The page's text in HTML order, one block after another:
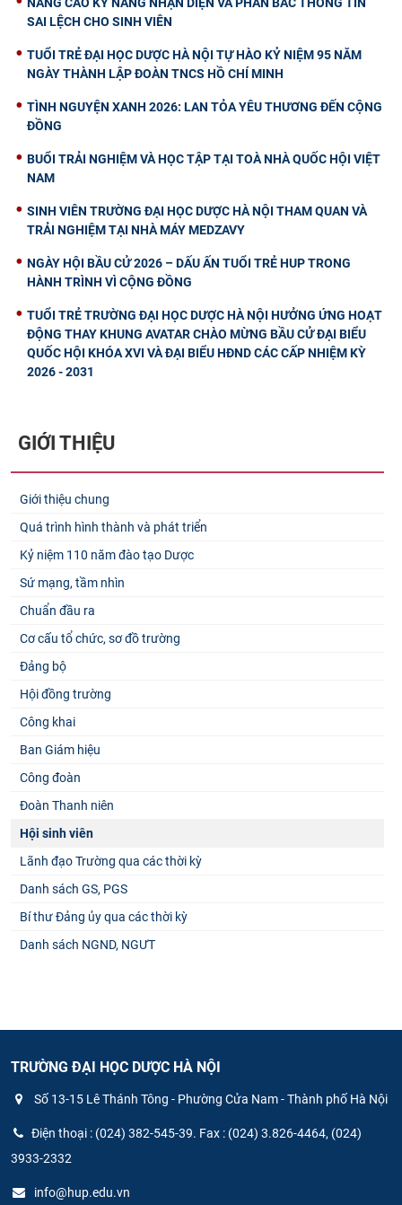
SAI LỆCH CHO SINH VIÊN
TUỔI TRẺ ĐẠI HỌC DƯỢC HÀ NỘI TỰ HÀO KỶ NIỆM 95 NĂM
NGÀY THÀNH LẬP ĐOÀN TNCS HỒ CHÍ MINH
TÌNH NGUYỆN XANH 2026: LAN TỎA YÊU THƯƠNG ĐẾN CỘNG
ĐỒNG
BUỔI TRẢI NGHIỆM VÀ HỌC TẬP TẠI TOÀ NHÀ QUỐC HỘI VIỆT
NAM
SINH VIÊN TRƯỜNG ĐẠI HỌC DƯỢC HÀ NỘI THAM QUAN VÀ
TRẢI NGHIỆM TẠI NHÀ MÁY MEDZAVY
NGÀY HỘI BẦU CỬ 2026 – DẤU ẤN TUỔI TRẺ HUP TRONG
HÀNH TRÌNH VÌ CỘNG ĐỒNG
TUỔI TRẺ TRƯỜNG ĐẠI HỌC DƯỢC HÀ NỘI HƯỞNG ỨNG HOẠT
ĐỘNG THAY KHUNG AVATAR CHÀO MỪNG BẦU CỬ ĐẠI BIỂU
QUỐC HỘI KHÓA XVI VÀ ĐẠI BIỂU HĐND CÁC CẤP NHIỆM KỲ
2026 - 2031
GIỚI THIỆU
Giới thiệu chung
Quá trình hình thành và phát triển
Kỷ niệm 110 năm đào tạo Dược
Sứ mạng, tầm nhìn
Chuẩn đầu ra
Cơ cấu tổ chức, sơ đồ trường
Đảng bộ
Hội đồng trường
Công khai
Ban Giám hiệu
Công đoàn
Đoàn Thanh niên
Hội sinh viên
Lãnh đạo Trường qua các thời kỳ
Danh sách GS, PGS
Bí thư Đảng ủy qua các thời kỳ
Danh sách NGND, NGƯT
TRƯỜNG ĐẠI HỌC DƯỢC HÀ NỘI
Số 13-15 Lê Thánh Tông - Phường Cửa Nam - Thành phố Hà Nội
Điện thoại : (024) 382-545-39. Fax : (024) 3.826-4464, (024)
3933-2332
info@hup.edu.vn